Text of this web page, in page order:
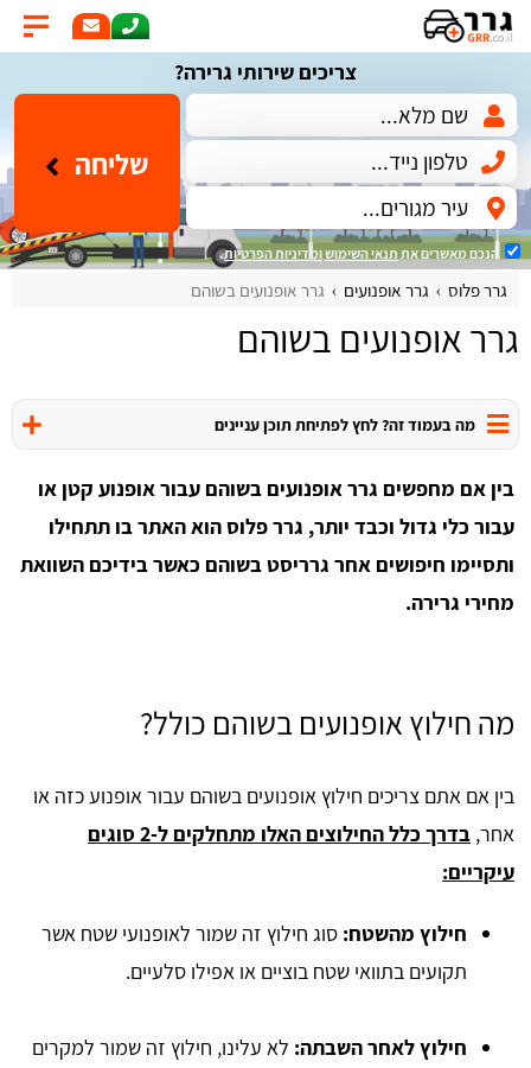
צריכים שירותי גרירה?
שליחה
הנכם מאשרים את תנאי השימושומדיניות הפרטיות.
גרר פלוס גרר אופנועים גרר אופנועים בשוהם
גרר אופנועים בשוהם
מה בעמוד זה? לחץ לפתיחת תוכן עניינים
בין אם מחפשים גרר אופנועים בשוהם עבור אופנוע קטן או
עבור כלי גדול וכבד יותר, גרר פלוס הוא האתר בו תתחילו
ותסיימו חיפושים אחר גרריסט בשוהם כאשר בידיכם השוואת
מחירי גרירה.
מה חילוץ אופנועים בשוהם כולל?
בין אם אתם צריכים חילוץ אופנועים בשוהם עבור אופנוע כזה או
אחר,
בדרך כלל החילוצים האלו מתחלקים ל-2 סוגים
עיקריים:
חילוץ מהשטח: סוג חילוץ זה שמור לאופנועי שטח אשר
תקועים בתוואי שטח בוציים או אפילו סלעיים.
חילוץ לאחר השבתה: לא עלינו, חילוץ זה שמור למקרים